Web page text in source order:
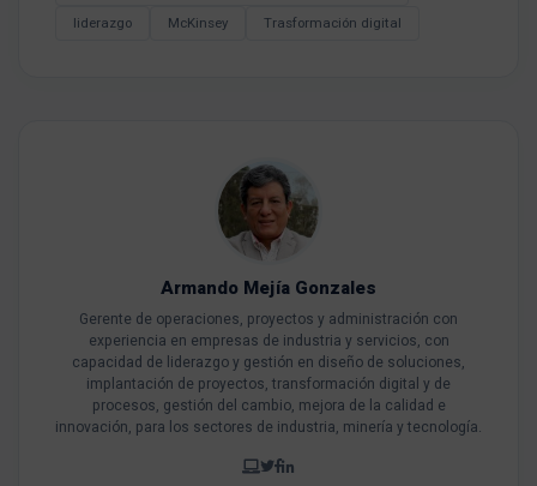
liderazgo
McKinsey Trasformación digital
Armando Mejía Gonzales
Gerente de operaciones, proyectos y administración con
experiencia en empresas de industria y servicios, con
capacidad de liderazgo y gestión en diseño de soluciones,
implantación de proyectos, transformación digital y de
procesos, gestión del cambio, mejora de la calidad e
innovación, para los sectores de industria, minería y tecnología.